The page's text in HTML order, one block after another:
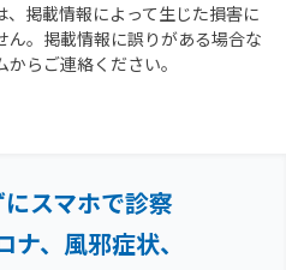
、掲載情報によって生じた損害に
ん。掲載情報に誤りがある場合な
らご連絡ください。
スマホで診察
、風邪症状、